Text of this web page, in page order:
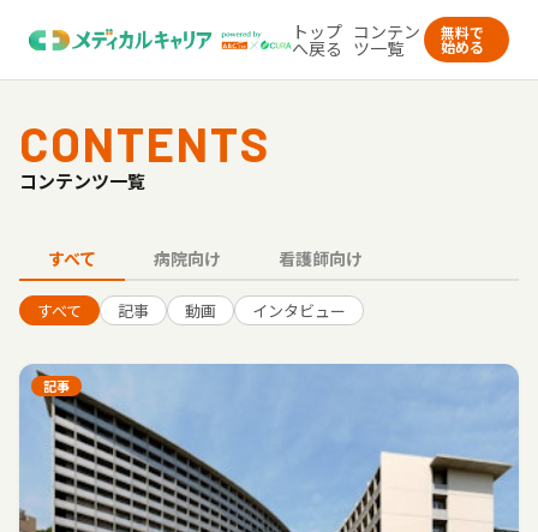
トップ
へ戻る
コンテン
ツ一覧
無料で
始める
CONTENTS
コンテンツ一覧
すべて 病院向け 看護師向け
すべて 記事 動画 インタビュー
記事